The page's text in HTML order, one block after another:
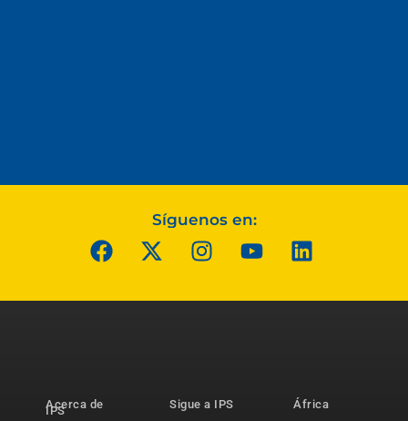
Síguenos en:
Acerca de
IPS
Sigue a IPS
África